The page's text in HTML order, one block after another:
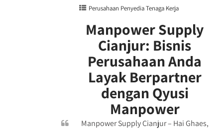
Perusahaan Penyedia Tenaga Kerja
Manpower Supply
Cianjur: Bisnis
Perusahaan Anda
Layak Berpartner
dengan Qyusi
Manpower
Manpower Supply Cianjur – Hai Ghaes,